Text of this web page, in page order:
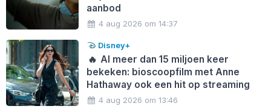
aanbod
4 aug 2026 om 14:37
Disney+
🔥 Al meer dan 15 miljoen keer
bekeken: bioscoopfilm met Anne
Hathaway ook een hit op streaming
4 aug 2026 om 13:46